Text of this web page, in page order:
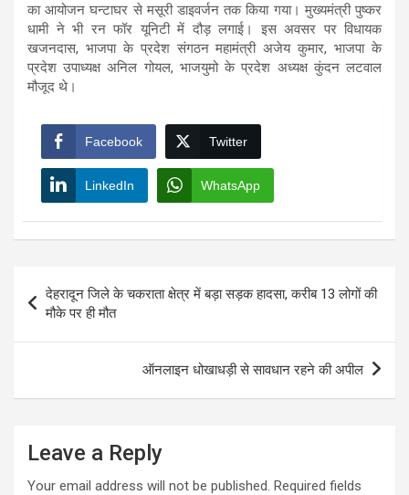
का आयोजन घन्टाघर से मसूरी डाइवर्जन तक किया गया। मुख्यमंत्री पुष्कर
धामी ने भी रन फॉर यूनिटी में दौड़ लगाई। इस अवसर पर विधायक
खजनदास, भाजपा के प्रदेश संगठन महामंत्री अजेय कुमार, भाजपा के
प्रदेश उपाध्यक्ष अनिल गोयल, भाजयुमो के प्रदेश अध्यक्ष कुंदन लटवाल
मौजूद थे।
Facebook Twitter
LinkedIn WhatsApp
Post
navigation
देहरादून जिले के चकराता क्षेत्र में बड़ा सड़क हादसा, करीब 13 लोगों की
मौके पर ही मौत
ऑनलाइन धोखाधड़ी से सावधान रहने की अपील
Leave a Reply
Your email address will not be published. Required fields